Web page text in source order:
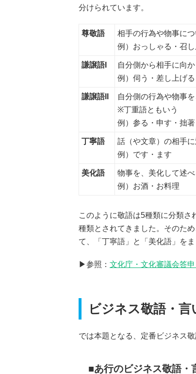
分けられています。
尊敬語
相手の行為や物事に
例）おっしゃる・召
謙譲語I
自分側から相手に向
例）伺う・差し上げる
謙譲語II
自分側の行為や物事
※丁重語ともいう
例）参る・申す・拙著
丁寧語
話（や文章）の相手
例）です・ます
美化語
物事を、美化して述
例）お酒・お料理
このように敬語は5種類に分類
種類とされてきました。そのた
て、「丁寧語」と「美化語」を
▶︎参照： 文化庁・文化審議会答申
ビジネス敬語・言
では本題となる、定番ビジネス
あ行のビジネス敬語・